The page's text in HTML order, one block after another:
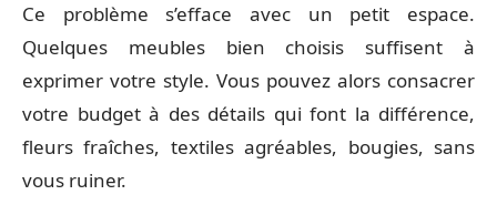
Ce problème s’efface avec un petit espace.
Quelques meubles bien choisis suffisent à
exprimer votre style. Vous pouvez alors consacrer
votre budget à des détails qui font la différence,
fleurs fraîches, textiles agréables, bougies, sans
vous ruiner.